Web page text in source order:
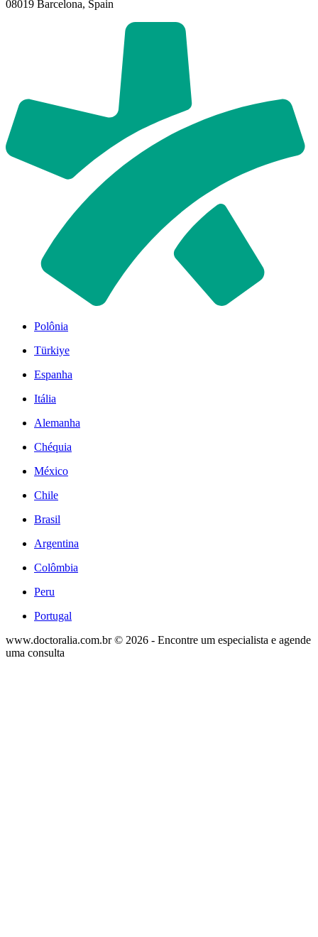
08019 Barcelona, Spain
Polônia
Türkiye
Espanha
Itália
Alemanha
Chéquia
México
Chile
Brasil
Argentina
Colômbia
Peru
Portugal
www.doctoralia.com.br © 2026 - Encontre um especialista e agende
uma consulta